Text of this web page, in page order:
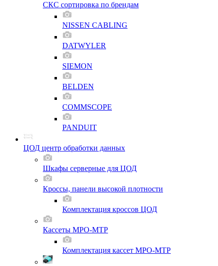
СКС сортировка по брендам
NISSEN CABLING
DATWYLER
SIEMON
BELDEN
COMMSCOPE
PANDUIT
ЦОД центр обработки данных
Шкафы серверные для ЦОД
Кроссы, панели высокой плотности
Комплектация кроссов ЦОД
Кассеты MPO-MTP
Комплектация кассет MPO-MTP